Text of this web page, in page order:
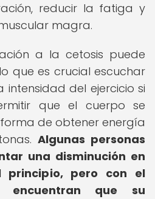
reducir la fatiga y
magra.
a la cetosis puede
que es crucial escuchar
intensidad del ejercicio si
que el cuerpo se
de obtener energía
Algunas personas
una disminución en
principio, pero con el
encuentran que su